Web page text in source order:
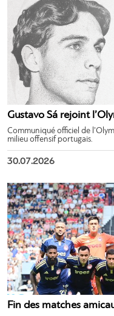
Gustavo Sá rejoint
Communiqué officiel de
milieu offensif portugais.
30.07.2026
Fin des matches